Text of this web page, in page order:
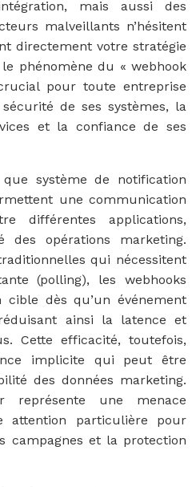
mais aussi des
malveillants n’hésitent
directement votre stratégie
phénomène du « webhook
pour toute entreprise
de ses systèmes, la
et la confiance de ses
système de notification
une communication
différentes applications,
opérations marketing.
qui nécessitent
(polling), les webhooks
dès qu’un événement
ainsi la latence et
Cette efficacité, toutefois,
implicite qui peut être
des données marketing.
représente une menace
attention particulière pour
campagnes et la protection